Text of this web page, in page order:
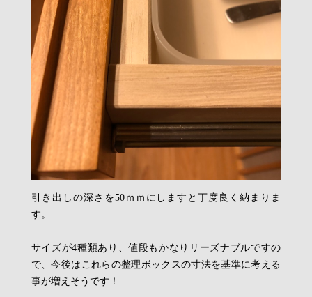
引き出しの深さを50ｍｍにしますと丁度良く納まりま
す。
サイズが4種類あり、値段もかなりリーズナブルですの
で、今後はこれらの整理ボックスの寸法を基準に考える
事が増えそうです！